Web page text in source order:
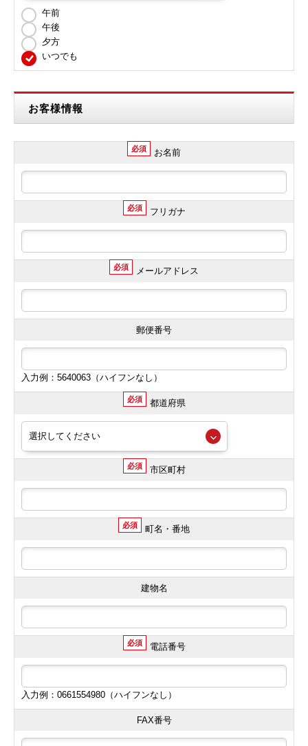
午前
午後
夕方
いつでも
お客様情報
必須 お名前
必須 フリガナ
必須 メールアドレス
郵便番号
入力例：5640063（ハイフンなし）
必須 都道府県
必須 市区町村
必須 町名・番地
建物名
必須 電話番号
入力例：0661554980（ハイフンなし）
FAX番号